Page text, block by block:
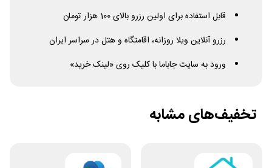
قابل استفاده برای اولین رزرو بالای 100 هزار تومان
رزرو آنلاین ویلا روزانه، اقامتگاه و هتل در سراسر ایران
ورود به سایت جاباما با کلیک روی «لینک خرید»
تخفیف‌های مشابه